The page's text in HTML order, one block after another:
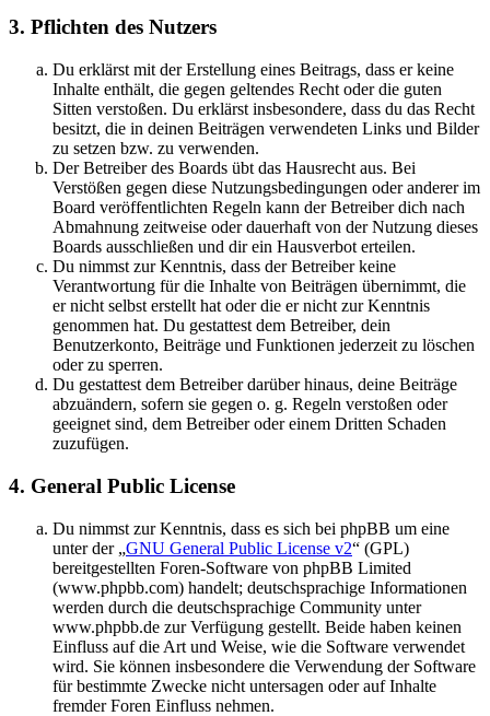
3. Pflichten des Nutzers
Du erklärst mit der Erstellung eines Beitrags, dass er keine
Inhalte enthält, die gegen geltendes Recht oder die guten
Sitten verstoßen. Du erklärst insbesondere, dass du das Recht
besitzt, die in deinen Beiträgen verwendeten Links und Bilder
zu setzen bzw. zu verwenden.
Der Betreiber des Boards übt das Hausrecht aus. Bei
Verstößen gegen diese Nutzungsbedingungen oder anderer im
Board veröffentlichten Regeln kann der Betreiber dich nach
Abmahnung zeitweise oder dauerhaft von der Nutzung dieses
Boards ausschließen und dir ein Hausverbot erteilen.
Du nimmst zur Kenntnis, dass der Betreiber keine
Verantwortung für die Inhalte von Beiträgen übernimmt, die
er nicht selbst erstellt hat oder die er nicht zur Kenntnis
genommen hat. Du gestattest dem Betreiber, dein
Benutzerkonto, Beiträge und Funktionen jederzeit zu löschen
oder zu sperren.
Du gestattest dem Betreiber darüber hinaus, deine Beiträge
abzuändern, sofern sie gegen o. g. Regeln verstoßen oder
geeignet sind, dem Betreiber oder einem Dritten Schaden
zuzufügen.
4. General Public License
Du nimmst zur Kenntnis, dass es sich bei phpBB um eine
unter der „GNU General Public License v2“ (GPL)
bereitgestellten Foren-Software von phpBB Limited
(www.phpbb.com) handelt; deutschsprachige Informationen
werden durch die deutschsprachige Community unter
www.phpbb.de zur Verfügung gestellt. Beide haben keinen
Einfluss auf die Art und Weise, wie die Software verwendet
wird. Sie können insbesondere die Verwendung der Software
für bestimmte Zwecke nicht untersagen oder auf Inhalte
fremder Foren Einfluss nehmen.